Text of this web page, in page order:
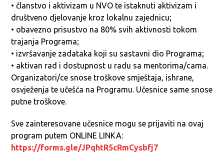
• članstvo i aktivizam u NVO te istaknuti aktivizam i
društveno djelovanje kroz lokalnu zajednicu;
• obavezno prisustvo na 80% svih aktivnosti tokom
trajanja Programa;
• izvršavanje zadataka koji su sastavni dio Programa;
• aktivan rad i dostupnost u radu sa mentorima/cama.
Organizatori/ce snose troškove smještaja, ishrane,
osvježenja te učešća na Programu. Učesnice same snose
putne troškove.
Sve zainteresovane učesnice mogu se prijaviti na ovaj
program putem ONLINE LINKA:
https://forms.gle/JPqhtR5cRmCysbfj7